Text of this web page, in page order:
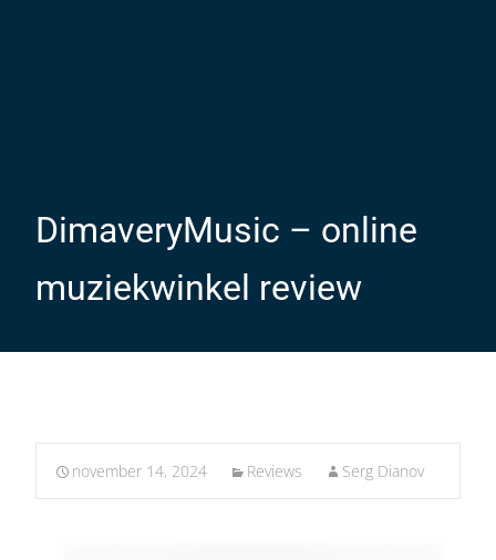
DimaveryMusic – online
muziekwinkel review
november 14, 2024 Reviews Serg Dianov